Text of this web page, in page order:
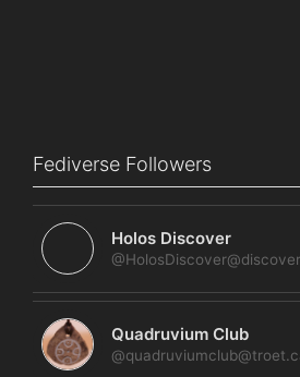
Fediverse Followers
Holos Discover
Quadruvium Club